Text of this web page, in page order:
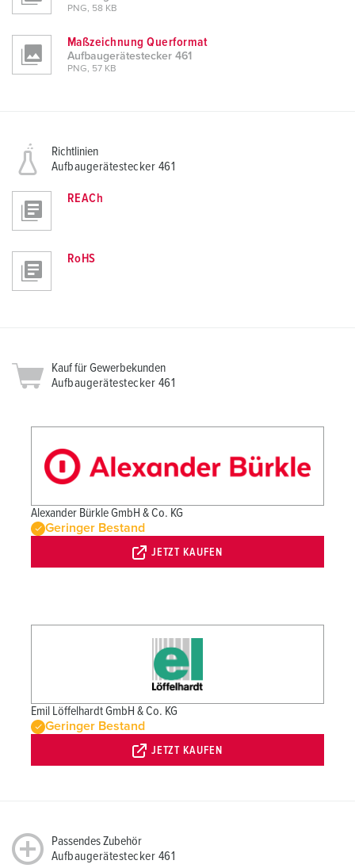
PNG, 58 KB
Maßzeichnung Querformat
Aufbaugerätestecker 461
PNG, 57 KB
Richtlinien
Aufbaugerätestecker 461
REACh
RoHS
Kauf für Gewerbekunden
Aufbaugerätestecker 461
Alexander Bürkle GmbH & Co. KG
Geringer Bestand
JETZT KAUFEN
Emil Löffelhardt GmbH & Co. KG
Geringer Bestand
JETZT KAUFEN
Passendes Zubehör
Aufbaugerätestecker 461